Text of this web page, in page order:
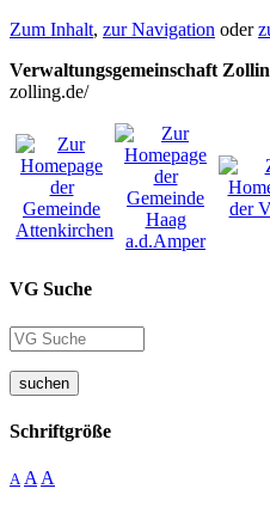
Zum Inhalt, zur Navigation oder
Verwaltungsgemeinschaft
zolling.de/
VG Suche
suchen
Schriftgröße
A A A